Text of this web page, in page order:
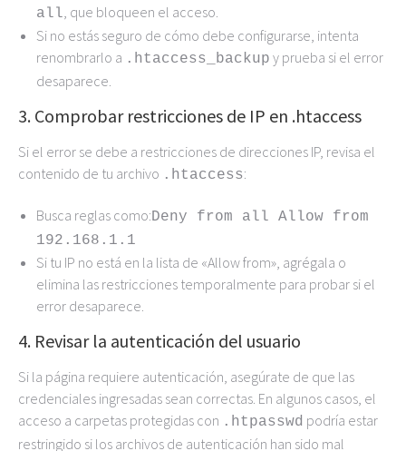
all, que bloqueen el acceso.
Si no estás seguro de cómo debe configurarse, intenta
renombrarlo a .htaccess_backup y prueba si el error
desaparece.
3. Comprobar restricciones de IP en .htaccess
Si el error se debe a restricciones de direcciones IP, revisa el
contenido de tu archivo .htaccess:
Busca reglas como:Deny from all Allow from
192.168.1.1
Si tu IP no está en la lista de «Allow from», agrégala o
elimina las restricciones temporalmente para probar si el
error desaparece.
4. Revisar la autenticación del usuario
Si la página requiere autenticación, asegúrate de que las
credenciales ingresadas sean correctas. En algunos casos, el
acceso a carpetas protegidas con .htpasswd podría estar
restringido si los archivos de autenticación han sido mal